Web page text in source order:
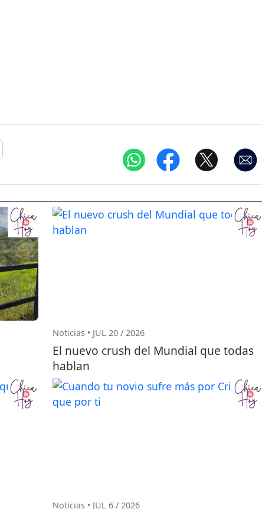
Noticias • JUL 20 / 2026
El nuevo crush del Mundial que todas
hablan
Noticias • JUL 6 / 2026